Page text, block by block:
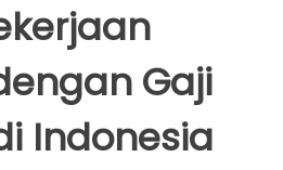
Gaji
Indonesia